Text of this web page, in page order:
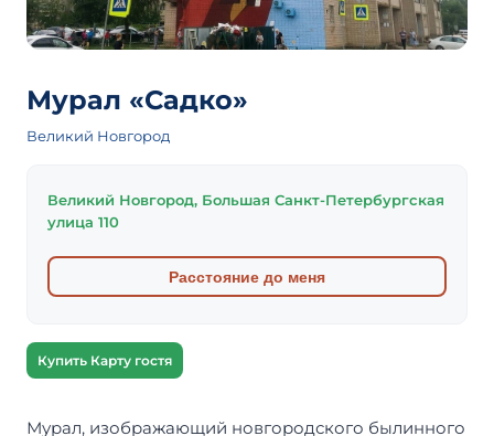
Мурал «Садко»
Великий Новгород
Великий Новгород, Большая Санкт-Петербургская
улица 110
Расстояние до меня
Купить Карту гостя
Мурал, изображающий новгородского былинного